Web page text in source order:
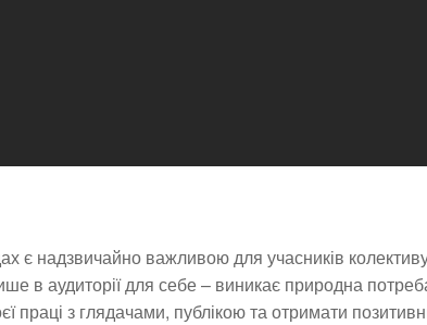
є надзвичайно важливою для учасників
в аудиторії для себе – виникає природна
праці з глядачами, публікою та отримати